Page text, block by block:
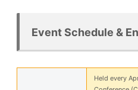
Event Schedule &
Held every